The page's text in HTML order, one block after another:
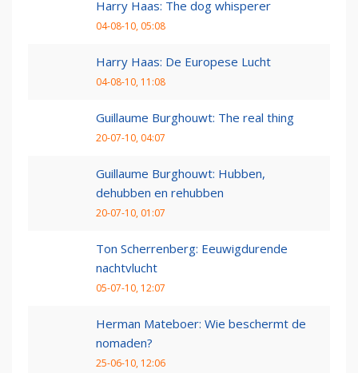
Harry Haas: The dog whisperer
04-08-10, 05:08
Harry Haas: De Europese Lucht
04-08-10, 11:08
Guillaume Burghouwt: The real thing
20-07-10, 04:07
Guillaume Burghouwt: Hubben,
dehubben en rehubben
20-07-10, 01:07
Ton Scherrenberg: Eeuwigdurende
nachtvlucht
05-07-10, 12:07
Herman Mateboer: Wie beschermt de
nomaden?
25-06-10, 12:06